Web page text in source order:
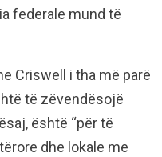
federale mund të
Criswell i tha më parë
të zëvendësojë
është “për të
dhe lokale me